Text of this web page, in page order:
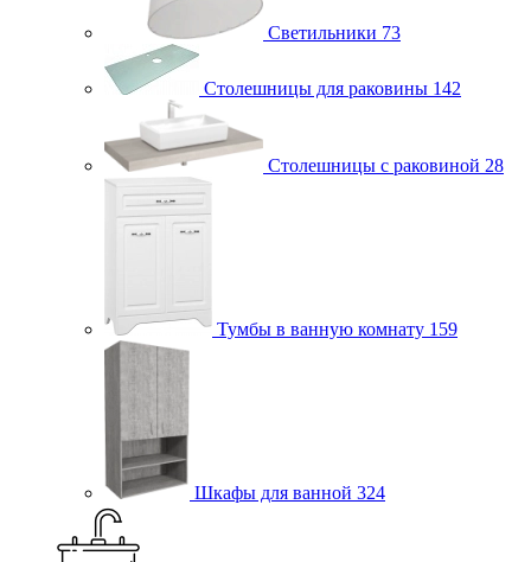
Светильники 73
Столешницы для раковины 142
Столешницы с раковиной 28
Тумбы в ванную комнату 159
Шкафы для ванной 324